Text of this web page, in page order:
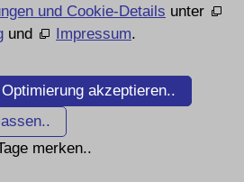
und Cookie-Details unter
und Impressum.
akzeptieren..
merken..